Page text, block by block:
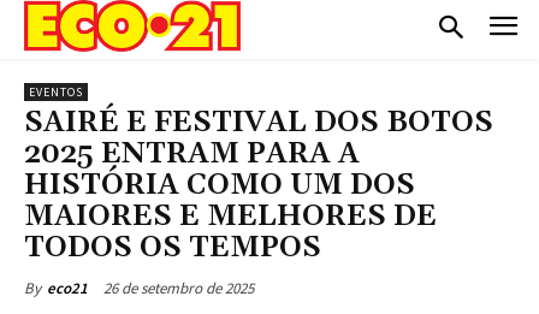
EVENTOS
SAIRÉ E FESTIVAL DOS BOTOS
2025 ENTRAM PARA A
HISTÓRIA COMO UM DOS
MAIORES E MELHORES DE
TODOS OS TEMPOS
By eco21 26 de setembro de 2025